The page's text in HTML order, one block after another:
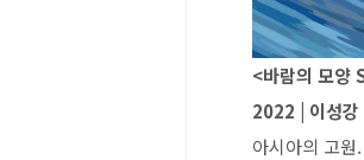
<바람의 모
2022 | 이성
아시아의 고